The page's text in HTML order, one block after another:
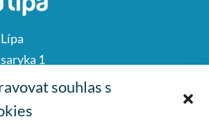
souhlas s
1